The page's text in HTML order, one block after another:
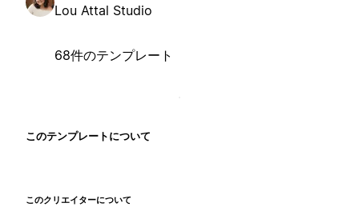
Lou Attal Studio
68件のテンプレート
このテンプレートについて
このクリエイターについて